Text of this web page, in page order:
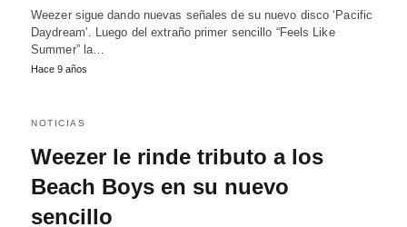
Weezer sigue dando nuevas señales de su nuevo disco ‘Pacific
Daydream’. Luego del extraño primer sencillo “Feels Like
Summer” la…
Hace 9 años
NOTICIAS
Weezer le rinde tributo a los
Beach Boys en su nuevo
sencillo